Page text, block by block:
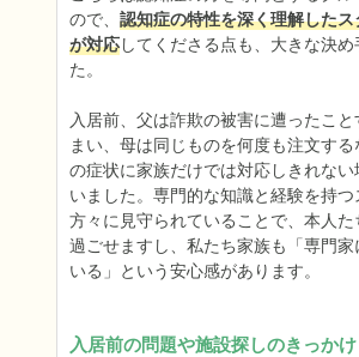
ので、 認知症の特性を深く理解した
が対応してくださる点も、大きな決め
た。
入居前、父は詐欺の被害に遭ったこと
まい、母は同じものを何度も注文す
の症状に家族だけでは対応しきれない
いました。専門的な知識と経験を持
方々に見守られていることで、本人た
過ごせますし、私たち家族も「専門家
いる」という安心感があります。
入居前の問題や施設探しのきっかけ